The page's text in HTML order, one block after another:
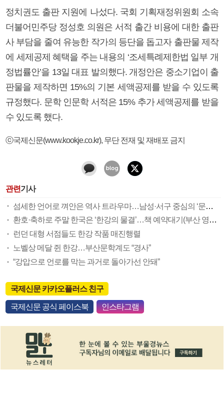
정치권도 출판 지원에 나섰다. 국회 기획재정위원회 소속
더불어민주당 정성호 의원은 서적 출간 비용에 대한 출판
사 부담을 줄여 유능한 작가의 등단을 돕고자 출판물 제작
에 세제공제 혜택을 주는 내용의 ‘조세특례제한법 일부 개
정법률안’을 13일 대표 발의했다. 개정안은 중소기업이 출
판물을 제작하면 15%의 기본 세액공제를 받을 수 있도록
규정했다. 문학 인문학 서적은 15% 추가 세액공제를 받을
수 있도록 했다.
ⓒ국제신문(www.kookje.co.kr), 무단 전재 및 재배포 금지
관련기사
섬세한 언어로 껴안은 역사 트라우마…남성·서구 중심의 ‘문학계 벽’ 허물어
환호·축하로 주말 한국은 ‘한강의 물결’…책 예약대기(부산 영광도서 기준) 1~2주
런던 대형 서점들도 한강 작품 매진행렬
노벨상 메달 쥔 한강…부산문학계도 “경사”
“강압으로 언로를 막는 과거로 돌아가선 안돼”
국제신문 카카오플러스 친구
국제신문 공식 페이스북 인스타그램